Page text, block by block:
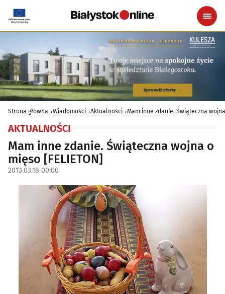
Strona główna Wiadomości Aktualności Mam inne zdanie. Świąteczna
AKTUALNOŚCI
Mam inne zdanie. Świąteczna wojna o
mięso [FELIETON]
2013.03.18 00:00